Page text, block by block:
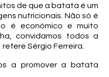
de que a batata é um
nutricionais. Não só é
é económico e muito
convidamos todos a
Sérgio Ferreira.
a promover a batata